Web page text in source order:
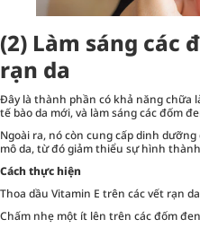
(2) Làm sáng các
rạn da
Đây là thành phần có khả năng chữa
tế bào da mới, và làm sáng các đốm
Ngoài ra, nó còn cung cấp dinh
mô da, từ đó giảm thiểu sự hình
Cách thực hiện
Thoa dầu Vitamin E trên các vết rạn
Chấm nhẹ một ít lên trên các đốm